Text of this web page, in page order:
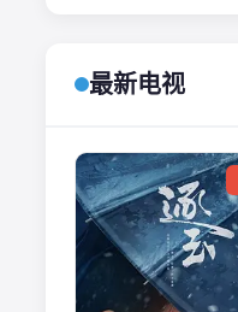
最新电视